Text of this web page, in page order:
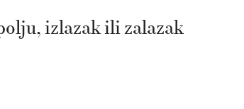
izlazak ili zalazak